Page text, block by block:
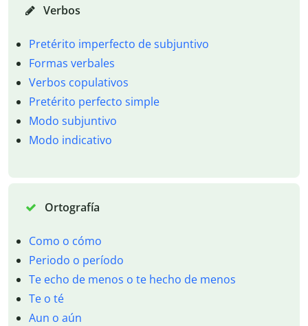
Verbos
Pretérito imperfecto de subjuntivo
Formas verbales
Verbos copulativos
Pretérito perfecto simple
Modo subjuntivo
Modo indicativo
Ortografía
Como o cómo
Periodo o período
Te echo de menos o te hecho de menos
Te o té
Aun o aún